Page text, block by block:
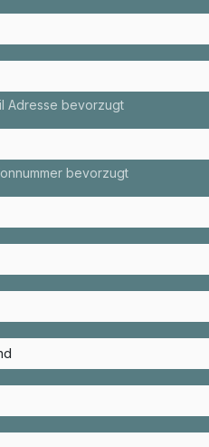
Adresse bevorzugt
bevorzugt